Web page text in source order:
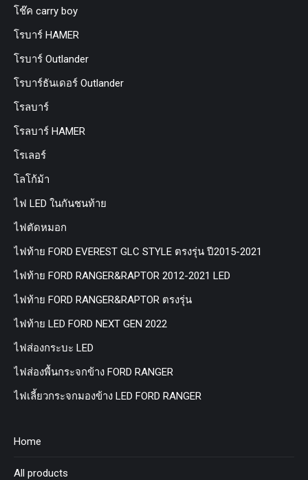
โช๊ค carry boy
โรบาร์ HAMER
โรบาร์ Outlander
โรบาร์ธันเดอร์ Outlander
โรลบาร์
โรลบาร์ HAMER
โรเลอร์
โลโก้ม้า
ไฟ LED ในกันชนท้าย
ไฟตัดหมอก
ไฟท้าย FORD EVEREST GLC STYLE ตรงรุ่น ปี2015-2021
ไฟท้าย FORD RANGER&RAPTOR 2012-2021 LED
ไฟท้าย FORD RANGER&RAPTOR ตรงรุ่น
ไฟท้าย LED FORD NEXT GEN 2022
ไฟส่องกระบะ LED
ไฟส่องพื้นกระจกข้าง FORD RANGER
ไฟเลี้ยวกระจกมองข้าง LED FORD RANGER
Home
All products